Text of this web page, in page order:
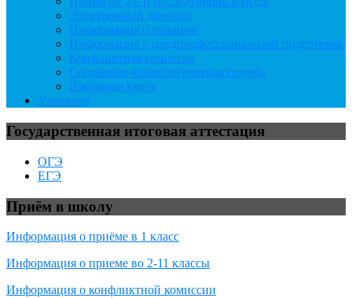
Электронный дневник
Информация о питании
Информация о предпрофессиональной подготовке
Конфликтная комиссия
Социально-психологическая служба
Школьная карта
Учителям
Государственная итоговая аттестация
ОГЭ
ЕГЭ
Приём в школу
Информация о приёме в 1 класс
Информация о приеме во 2-11 классы
Информация о конфликтной комиссии